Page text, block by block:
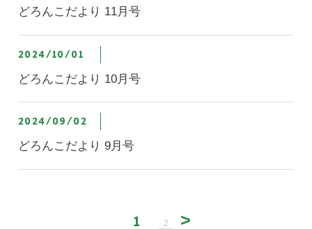
どろんこだより 11月号
2024/10/01
どろんこだより 10月号
2024/09/02
どろんこだより 9月号
1 2